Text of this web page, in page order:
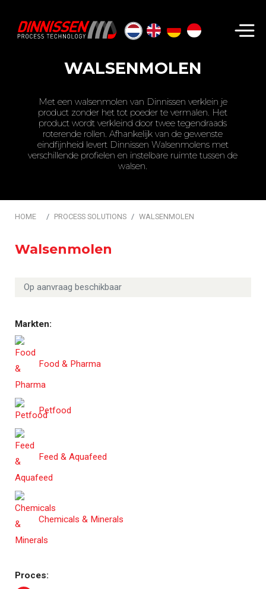
WALSENMOLEN
Met een walsenmolen van Dinnissen verklein je
product zonder het tot poeder te vermalen. Het
product wordt verkleind door twee tegendraads
roterende rollen. Afhankelijk van de gewenste
eindfijnheid levert Dinnissen Walsenmolens met
verschillende profielen en instelbare ruimte tussen de
walsen.
HOME PROCESS SOLUTIONS WALSENMOLEN
Walsenmolen
Op aanvraag beschikbaar
Markten:
Food & Pharma
Petfood
Feed & Aquafeed
Chemicals & Minerals
Proces: